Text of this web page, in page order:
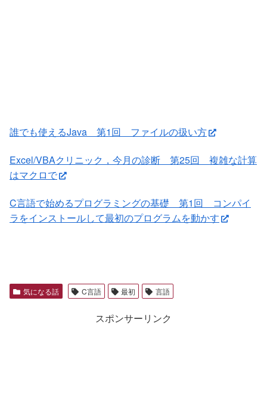
誰でも使えるJava 第1回 ファイルの扱い方
Excel/VBAクリニック，今月の診断 第25回 複雑な計算
はマクロで
C言語で始めるプログラミングの基礎 第1回 コンパイ
ラをインストールして最初のプログラムを動かす
気になる話 C言語 最初 言語
スポンサーリンク